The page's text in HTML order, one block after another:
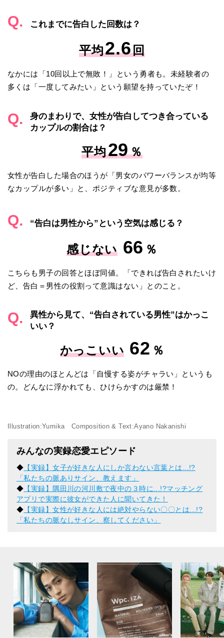
Q. これまでに告白した回数は？
平均2.6回
なかには「10回以上で無敗！」という勇者も。未経験者の
多くは「一度してみたい」という願望を持っていたぞ！
Q.
身のまわりで、女性が告白してつき合っている
カップルの割合は？
平均29％
女性が告白した場合のほうが「男女のパワーバランスが均等
なカップルが多い」と、ポジティブな意見が多数。
Q. “告白は男性から”という空気は感じる？
感じない 66 ％
こちらも男子の回答とほぼ同値。「できれば告白されたいけ
ど、告白＝男性の役割って意識はない」とのこと。
Q.
異性から見て、“告白されている男性”はかっこ
いい？
かっこいい 62 ％
NOの理由のほとんどは「自慢する姿がチャラい」というも
の。どんなに浮かれても、ひけらかすのは厳禁！
Illustration:Yumika Composition & Text:Ayano Nakanishi
みんなの実録恋愛エピソード
◆ 【実録】女子が好きな人にしか言わない言葉とは...!?
「私たちの脈ありサイン、教えます」
◆ 【実録】隅田川の河川敷で夜中の３時に...!?マッチング
アプリで実際に彼女ができた人に聞いてきた！
◆ 【実録】女性が好きな人には絶対やらない〇〇とは...!?
「私たちの脈なしサイン、察してください」